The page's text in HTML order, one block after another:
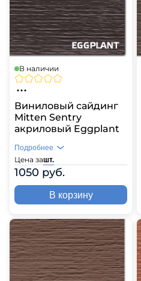
В наличии
Виниловый сайдинг
Mitten Sentry
акриловый Eggplant
Цена зашт.
1050 руб.
Подробнее
В корзину